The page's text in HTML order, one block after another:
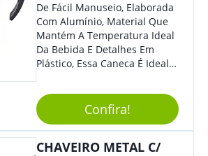
De Fácil Manuseio, Elaborada
Com Alumínio, Material Que
Mantém A Temperatura Ideal
Da Bebida E Detalhes Em
Plástico, Essa Caneca É Ideal
Estilo E Surpreender À Todos.
Versátil, O Brinde Se Adequa
À Feiras, Eventos E Até Mesmo
Datas Especiais.
Confira!
CHAVEIRO METAL C/